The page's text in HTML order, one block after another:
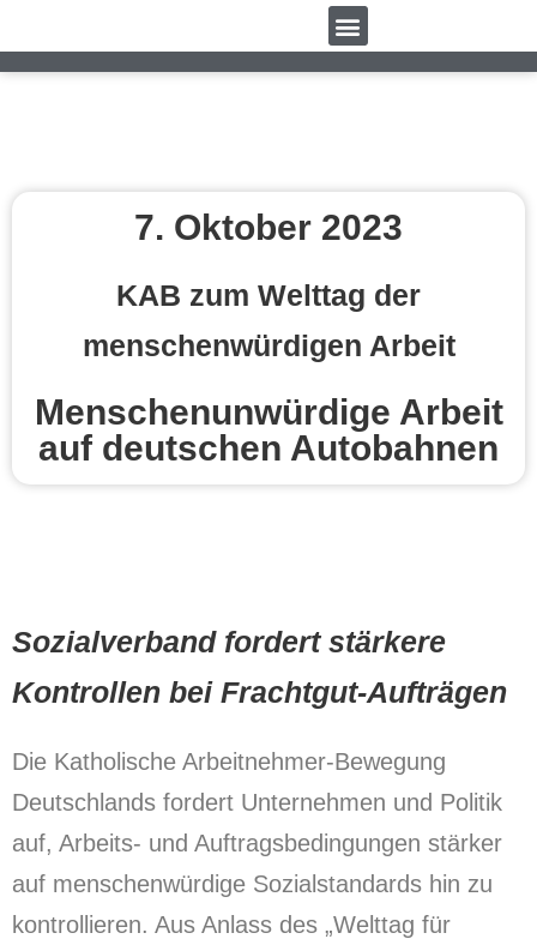
7. Oktober 2023
KAB zum Welttag der
menschenwürdigen Arbeit
Menschenunwürdige Arbeit
auf deutschen Autobahnen
Sozialverband fordert stärkere
Kontrollen bei Frachtgut-Aufträgen
Die Katholische Arbeitnehmer-Bewegung
Deutschlands fordert Unternehmen und Politik
auf, Arbeits- und Auftragsbedingungen stärker
auf menschenwürdige Sozialstandards hin zu
kontrollieren. Aus Anlass des „Welttag für